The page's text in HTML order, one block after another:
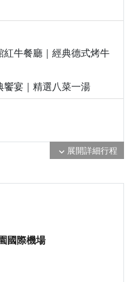
紅牛餐廳｜經典德式烤牛
饗宴｜精選八菜一湯
expand_more 展開詳細行程
國際機場